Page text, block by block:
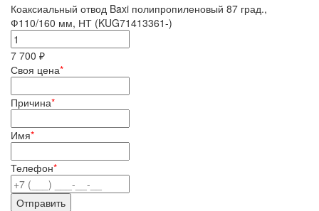
Коаксиальный отвод Baxi полипропиленовый 87 град.,
Ф110/160 мм, НТ (KUG71413361-)
7 700 ₽
Своя цена*
Причина*
Имя*
Телефон*